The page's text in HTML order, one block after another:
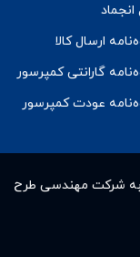
انجماد
ارسال کالا
گارانتی کمپرسور
عودت کمپرسور
به شرکت مهندسی طرح